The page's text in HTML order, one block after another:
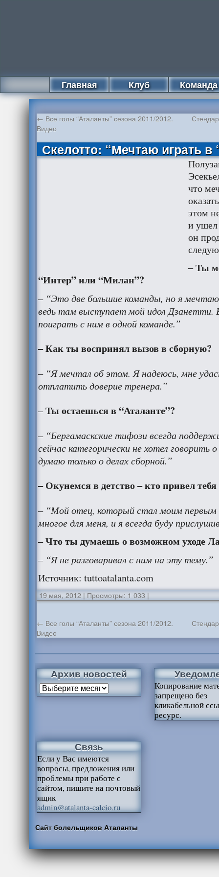
Главная Клуб Команда
← Все голы “Аталанты” сезона 2011/2012.
Видео
Скелотто: “Мечтаю играть в
что
этом
и ушел
он
– Ты
“Интер” или “Милан”?
– “Это две большие команды, но я
ведь там выступает мой идол Дзанетти.
поиграть с ним в одной команде.”
– Как ты воспринял вызов в сборную?
– “Я мечтал об этом. Я надеюсь, мне
отплатить доверие тренера.”
–Ты остаешься в “Аталанте”?
– “Бергамаскские тифози всегда
сейчас категорически не хотел говорить
думаю только о делах сборной.”
– Окунемся в детство – кто привел
– “Мой отец, который стал моим первым
многое для меня, и я всегда буду
– Что ты думаешь о возможном уходе
– “Я не разговаривал с ним на эту тему.”
Источник: tuttoatalanta.com
19 мая, 2012 | Просмотры: 1 033 |
← Все голы “Аталанты” сезона 2011/2012.
Видео
Архив новостей
Копирование
запрещено без
кликабельной
ресурс.
Связь
Если у Вас имеются
вопросы, предложения или
проблемы при работе с
сайтом, пишите на почтовый
ящик
admin@atalanta-calcio.ru
Сайт болельщиков Аталанты